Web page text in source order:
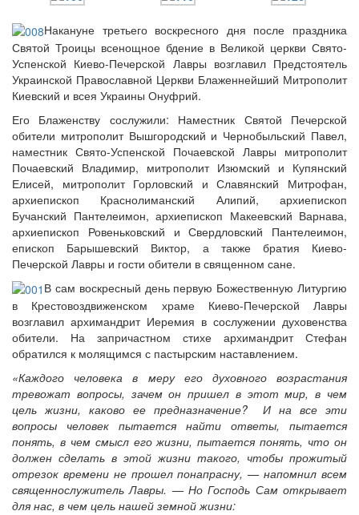
Накануне третьего воскресного дня после праздника
Святой Троицы всенощное бдение в Великой церкви Свято-
Успенской Киево-Печерской Лавры возглавил Предстоятель
Украинской Православной Церкви Блаженнейший Митрополит
Киевский и всея Украины Онуфрий.
Его Блаженству сослужили: Наместник Святой Печерской
обители митрополит Вышгородский и Чернобыльский Павел,
наместник Свято-Успенской Почаевской Лавры митрополит
Почаевский Владимир, митрополит Изюмский и Купянский
Елисей, митрополит Горловский и Славянский Митрофан,
архиепископ Краснолиманский Алипий, архиепископ
Бучанский Пантелеимон, архиепископ Макеевский Варнава,
архиепископ Ровеньковский и Свердловский Пантелеимон,
епископ Барышевский Виктор, а также братия Киево-
Печерской Лавры и гости обители в священном сане.
В сам воскресный день первую Божественную Литургию
в Крестовоздвиженском храме Киево-Печерской Лавры
возглавил архимандрит Иеремия в сослужении духовенства
обители. На запричастном стихе архимандрит Стефан
обратился к молящимся с пастырским наставлением.
«Каждого человека в меру его духовного возрастания
тревожат вопросы, зачем он пришел в этот мир, в чем
цель жизни, каково ее предназначение? И на все эти
вопросы человек пытается найти ответы, пытается
понять, в чем смысл его жизни, пытается понять, что он
должен сделать в этой жизни такого, чтобы прожитый
отрезок времени не прошел понапрасну, — напомнил всем
священнослужитель Лавры. — Но Господь Сам открывает
для нас, в чем цель нашей земной жизни: